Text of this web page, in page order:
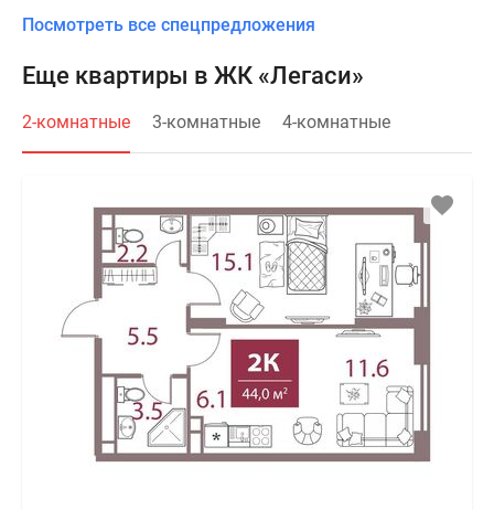
Посмотреть все спецпредложения
Еще квартиры в ЖК «Легаси»
2-комнатные 3-комнатные 4-комнатные